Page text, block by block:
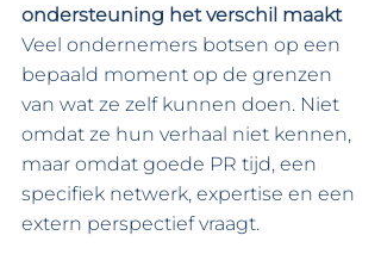
ondersteuning het verschil maakt
Veel ondernemers botsen op een
bepaald moment op de grenzen
van wat ze zelf kunnen doen. Niet
omdat ze hun verhaal niet kennen,
maar omdat goede PR tijd, een
specifiek netwerk, expertise en een
extern perspectief vraagt.